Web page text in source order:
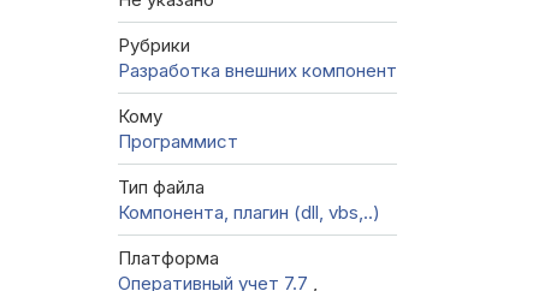
Рубрики
Разработка внешних компонент
Кому
Программист
Тип файла
Компонента, плагин (dll, vbs,..)
Платформа
Оперативный учет 7.7 ,